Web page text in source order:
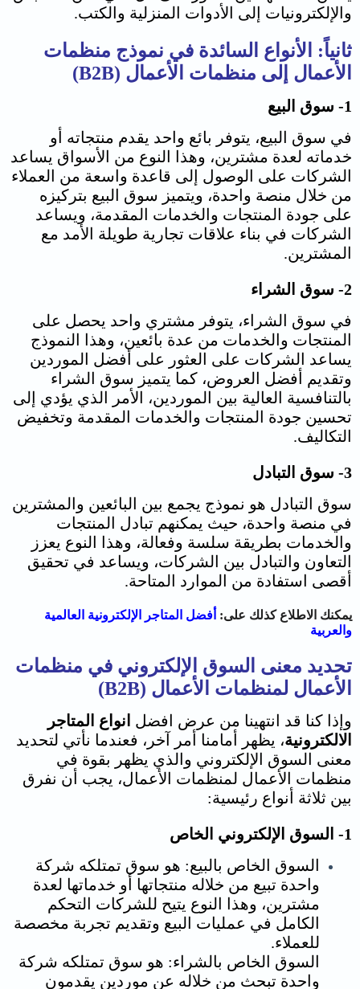
والإلكترونيات إلى الأدوات المنزلية والكتب.
ثانياً: الأنواع السائدة في نموذج منظمات
الأعمال إلى منظمات الأعمال (B2B)
1- سوق البيع
في سوق البيع، يتوفر بائع واحد يقدم منتجاته أو
خدماته لعدة مشترين، وهذا النوع من الأسواق يساعد
الشركات على الوصول إلى قاعدة واسعة من العملاء
من خلال منصة واحدة، ويتميز سوق البيع بتركيزه
على جودة المنتجات والخدمات المقدمة، ويساعد
الشركات في بناء علاقات تجارية طويلة الأمد مع
المشترين.
2- سوق الشراء
في سوق الشراء، يتوفر مشتري واحد يحصل على
المنتجات والخدمات من عدة بائعين، وهذا النموذج
يساعد الشركات على العثور على أفضل الموردين
وتقديم أفضل العروض، كما يتميز سوق الشراء
بالتنافسية العالية بين الموردين، الأمر الذي يؤدي إلى
تحسين جودة المنتجات والخدمات المقدمة وتخفيض
التكاليف.
3- سوق التبادل
سوق التبادل هو نموذج يجمع بين البائعين والمشترين
في منصة واحدة، حيث يمكنهم تبادل المنتجات
والخدمات بطريقة سلسة وفعالة، وهذا النوع يعزز
التعاون والتبادل بين الشركات، ويساعد في تحقيق
أقصى استفادة من الموارد المتاحة.
يمكنك الاطلاع كذلك على: أفضل المتاجر الإلكترونية العالمية
والعربية
تحديد معنى السوق الإلكتروني في منظمات
الأعمال لمنظمات الأعمال (B2B)
وإذا كنا قد انتهينا من عرض افضل انواع المتاجر
الالكترونية، يظهر أمامنا أمر آخر، فعندما نأتي لتحديد
معنى السوق الإلكتروني والذي يظهر بقوة في
منظمات الأعمال لمنظمات الأعمال، يجب أن نفرق
بين ثلاثة أنواع رئيسية:
1- السوق الإلكتروني الخاص
السوق الخاص بالبيع: هو سوق تمتلكه شركة
واحدة تبيع من خلاله منتجاتها أو خدماتها لعدة
مشترين، وهذا النوع يتيح للشركات التحكم
الكامل في عمليات البيع وتقديم تجربة مخصصة
للعملاء.
السوق الخاص بالشراء: هو سوق تمتلكه شركة
واحدة تبحث من خلاله عن موردين يقدمون